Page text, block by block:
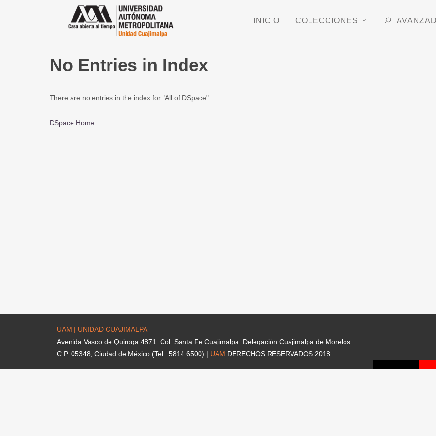
INICIO COLECCIONES
No Entries in Index
There are no entries in the index for "All of DSpace".
DSpace Home
UAM | UNIDAD CUAJIMALPA
Avenida Vasco de Quiroga 4871. Col. Santa Fe Cuajimalpa. Delegación Cuajimalpa de Morelos
C.P. 05348, Ciudad de México (Tel.: 5814 6500) | UAM DERECHOS RESERVADOS 2018